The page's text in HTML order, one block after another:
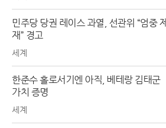
민주당 당권 레이스 과열, 선관위 “엄중 제
재” 경고
세계
한준수 홀로서기엔 아직, 베테랑 김태군
가치 증명
세계